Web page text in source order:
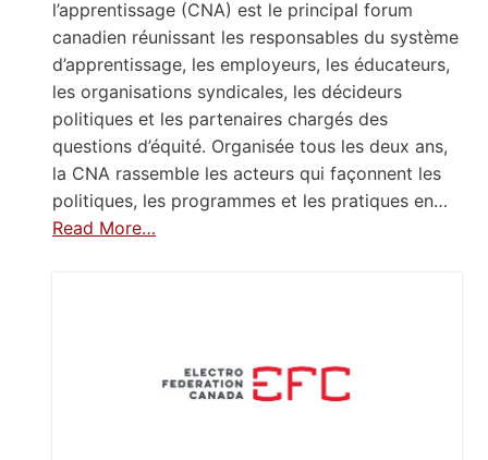
l’apprentissage (CNA) est le principal forum
canadien réunissant les responsables du système
d’apprentissage, les employeurs, les éducateurs,
les organisations syndicales, les décideurs
politiques et les partenaires chargés des
questions d’équité. Organisée tous les deux ans,
la CNA rassemble les acteurs qui façonnent les
politiques, les programmes et les pratiques en…
Read More…